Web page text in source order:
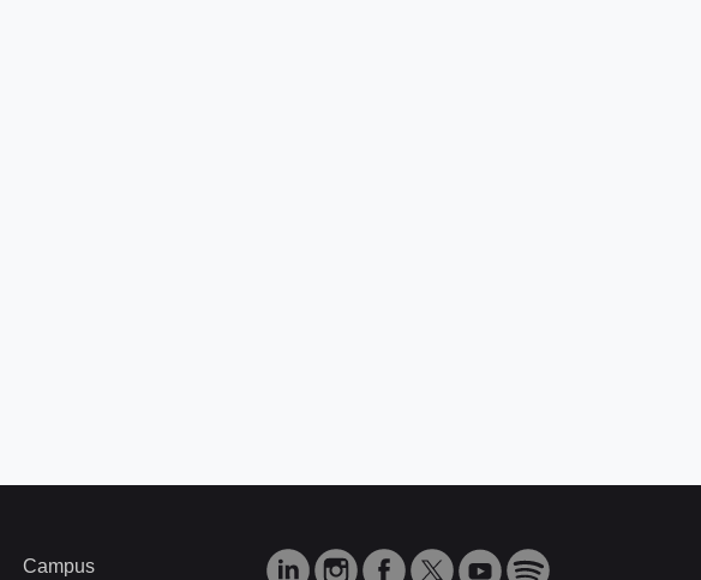
Campus